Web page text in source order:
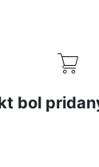
bol